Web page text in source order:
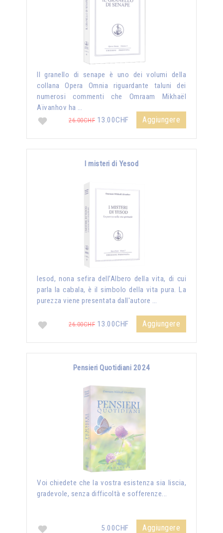
Il granello di senape è uno dei volumi della
collana Opera Omnia riguardante taluni dei
numerosi commenti che Omraam Mikhaël
Aïvanhov ha …
26.00CHF 13.00CHF Aggiungere
I misteri di Yesod
Iesod, nona sefira dell’Albero della vita, di cui
parla la cabala, è il simbolo della vita pura. La
purezza viene presentata dall'autore …
26.00CHF 13.00CHF Aggiungere
Pensieri Quotidiani 2024
Voi chiedete che la vostra esistenza sia liscia,
gradevole, senza difficoltà e sofferenze...
5.00CHF Aggiungere